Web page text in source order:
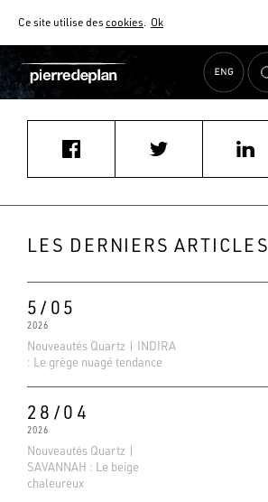
Ce site utilise descookies. Ok
AIDE AU CHOIX
Accueil Actualités bjoncherais@free.fr
LES DERNIERS ARTICLES
5/05
2026
Nouveautés Quartz | INDIRA
: Le grège nuagé tendance
28/04
2026
Nouveautés Quartz |
SAVANNAH : Le beige
chaleureux